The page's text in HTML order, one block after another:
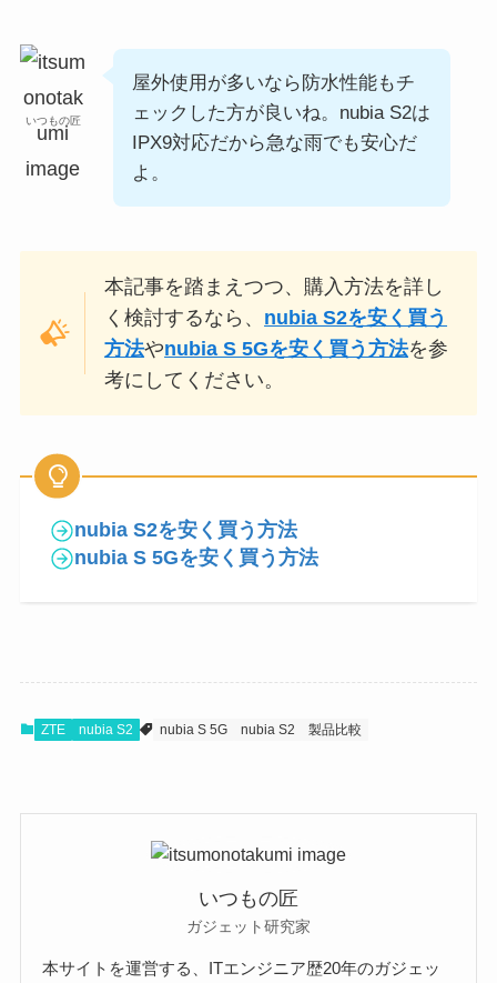
いつもの匠
屋外使用が多いなら防水性能もチ
ェックした方が良いね。nubia S2は
IPX9対応だから急な雨でも安心だ
よ。
本記事を踏まえつつ、購入方法を詳し
く検討するなら、 nubia S2を安く買う
方法やnubia S 5Gを安く買う方法を参
考にしてください。
nubia S2を安く買う方法
nubia S 5Gを安く買う方法
ZTE nubia S2 nubia S 5G nubia S2 製品比較
いつもの匠
ガジェット研究家
本サイトを運営する、ITエンジニア歴20年のガジェッ